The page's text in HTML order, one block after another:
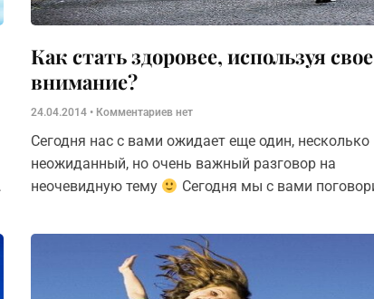
Как стать здоровее, используя свое
внимание?
24.04.2014 Комментариев нет
Сегодня нас с вами ожидает еще один, несколько
неожиданный, но очень важный разговор на
неочевидную тему
своего